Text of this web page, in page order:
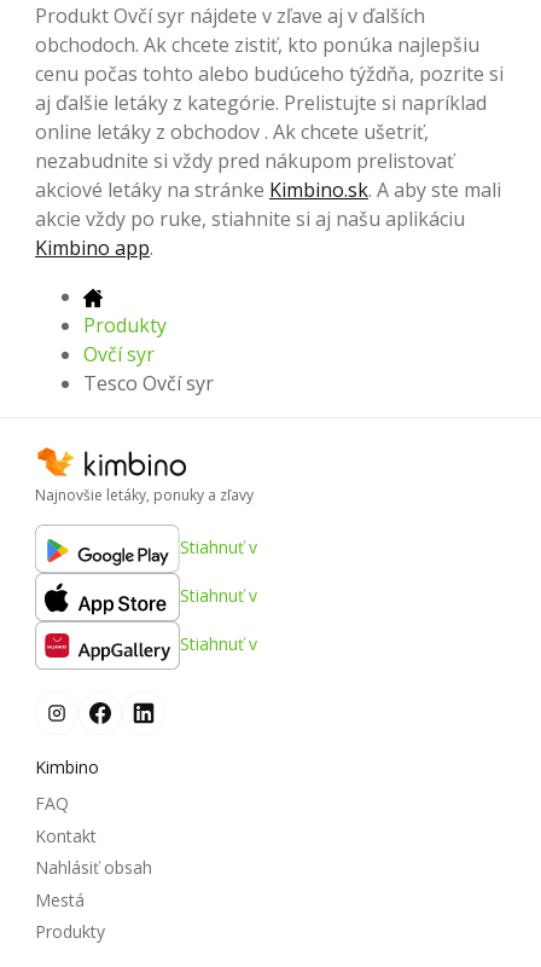
Produkt Ovčí syr nájdete v zľave aj v ďalších
obchodoch. Ak chcete zistiť, kto ponúka najlepšiu
cenu počas tohto alebo budúceho týždňa, pozrite si
aj ďalšie letáky z kategórie. Prelistujte si napríklad
online letáky z obchodov . Ak chcete ušetriť,
nezabudnite si vždy pred nákupom prelistovať
akciové letáky na stránke Kimbino.sk. A aby ste mali
akcie vždy po ruke, stiahnite si aj našu aplikáciu
Kimbino app.
Produkty
Ovčí syr
Tesco Ovčí syr
Najnovšie letáky, ponuky a zľavy
Stiahnuť v
Stiahnuť v
Stiahnuť v
Kimbino
FAQ
Kontakt
Nahlásiť obsah
Mestá
Produkty